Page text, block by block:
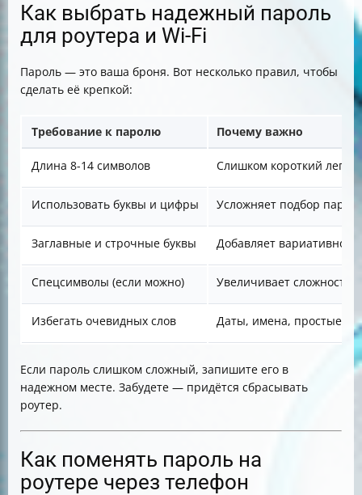
Как выбрать надежный пароль
для роутера и Wi-Fi
Пароль — это ваша броня. Вот несколько правил, чтобы
сделать её крепкой:
Требование к паролю Почему важно
Длина 8-14 символов Слишком короткий легко
Использовать буквы и цифры Усложняет подбор
Заглавные и строчные буквы Добавляет
Спецсимволы (если можно) Увеличивает сложность
Избегать очевидных слов Даты, имена, простые
Если пароль слишком сложный, запишите его в
надежном месте. Забудете — придётся сбрасывать
роутер.
Как поменять пароль на
роутере через телефон